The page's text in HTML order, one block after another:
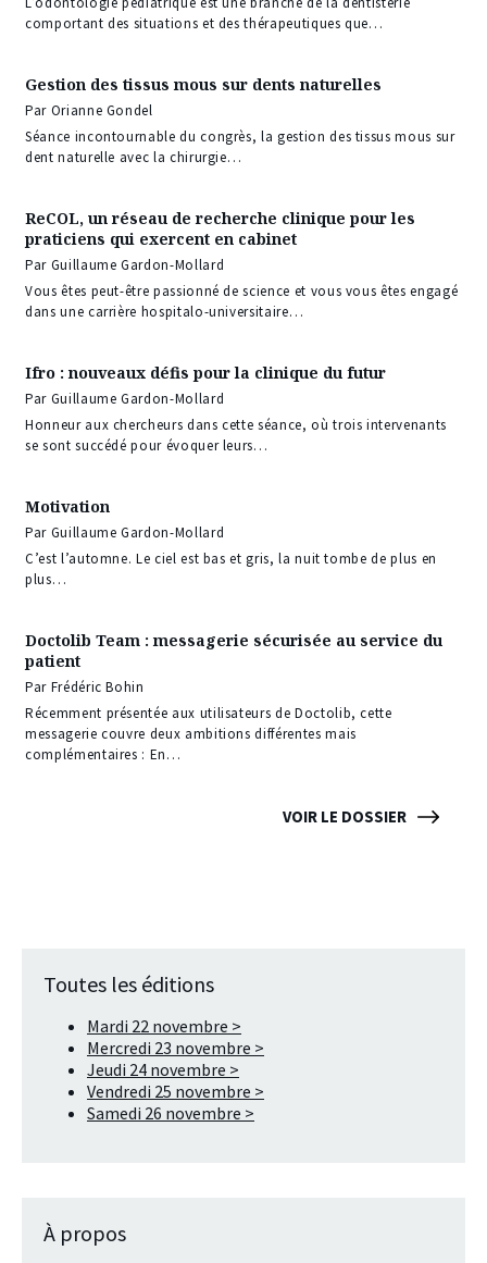
VOIR LE DOSSIER
comportant des situations et des thérapeutiques que…
Gestion des tissus mous sur dents naturelles
Par Orianne Gondel
Séance incontournable du congrès, la gestion des tissus mous sur
dent naturelle avec la chirurgie…
ReCOL, un réseau de recherche clinique pour les
praticiens qui exercent en cabinet
Par Guillaume Gardon-Mollard
Vous êtes peut-être passionné de science et vous vous êtes engagé
dans une carrière hospitalo-universitaire…
Ifro : nouveaux défis pour la clinique du futur
Par Guillaume Gardon-Mollard
Honneur aux chercheurs dans cette séance, où trois intervenants
se sont succédé pour évoquer leurs…
Motivation
Par Guillaume Gardon-Mollard
C’est l’automne. Le ciel est bas et gris, la nuit tombe de plus en
plus…
Doctolib Team : messagerie sécurisée au service du
patient
Par Frédéric Bohin
Récemment présentée aux utilisateurs de Doctolib, cette
messagerie couvre deux ambitions différentes mais
complémentaires : En…
Toutes les éditions
Mardi 22 novembre >
Mercredi 23 novembre >
Jeudi 24 novembre >
Vendredi 25 novembre >
Samedi 26 novembre >
À propos